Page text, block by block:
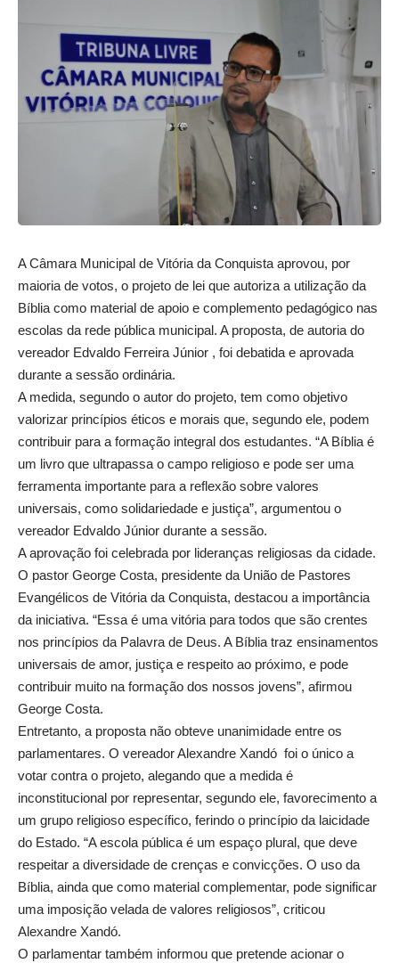
A Câmara Municipal de Vitória da Conquista aprovou, por
maioria de votos, o projeto de lei que autoriza a utilização da
Bíblia como material de apoio e complemento pedagógico nas
escolas da rede pública municipal. A proposta, de autoria do
vereador Edvaldo Ferreira Júnior , foi debatida e aprovada
durante a sessão ordinária.
A medida, segundo o autor do projeto, tem como objetivo
valorizar princípios éticos e morais que, segundo ele, podem
contribuir para a formação integral dos estudantes. “A Bíblia é
um livro que ultrapassa o campo religioso e pode ser uma
ferramenta importante para a reflexão sobre valores
universais, como solidariedade e justiça”, argumentou o
vereador Edvaldo Júnior durante a sessão.
A aprovação foi celebrada por lideranças religiosas da cidade.
O pastor George Costa, presidente da União de Pastores
Evangélicos de Vitória da Conquista, destacou a importância
da iniciativa. “Essa é uma vitória para todos que são crentes
nos princípios da Palavra de Deus. A Bíblia traz ensinamentos
universais de amor, justiça e respeito ao próximo, e pode
contribuir muito na formação dos nossos jovens”, afirmou
George Costa.
Entretanto, a proposta não obteve unanimidade entre os
parlamentares. O vereador Alexandre Xandó foi o único a
votar contra o projeto, alegando que a medida é
inconstitucional por representar, segundo ele, favorecimento a
um grupo religioso específico, ferindo o princípio da laicidade
do Estado. “A escola pública é um espaço plural, que deve
respeitar a diversidade de crenças e convicções. O uso da
Bíblia, ainda que como material complementar, pode significar
uma imposição velada de valores religiosos”, criticou
Alexandre Xandó.
O parlamentar também informou que pretende acionar o